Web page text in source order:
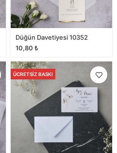
Düğün Davetiyesi 10352
10,80 ₺
ÜCRETSIZ BASKI